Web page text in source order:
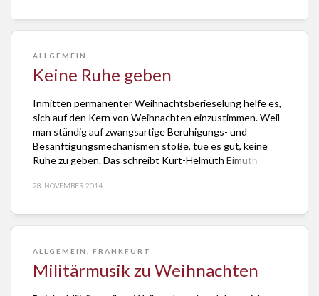
ALLGEMEIN
Keine Ruhe geben
Inmitten permanenter Weihnachtsberieselung helfe es,
sich auf den Kern von Weihnachten einzustimmen. Weil
man ständig auf zwangsartige Beruhigungs- und
Besänftigungsmechanismen stoße, tue es gut, keine
Ruhe zu geben. Das schreibt Kurt-Helmuth Eimuth in
Dezemberausgabe der Zeitung “Evangelisches
ein […]
28. NOVEMBER 2014
ALLGEMEIN FRANKFURT
Militärmusik zu Weihnachten